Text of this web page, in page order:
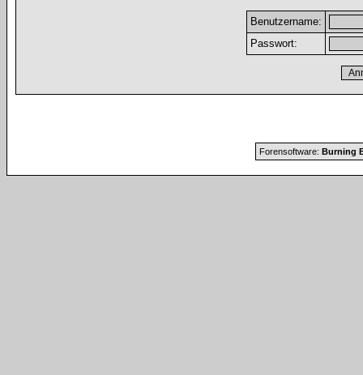
Benutzername:
Passwort:
Forensoftware: Burning